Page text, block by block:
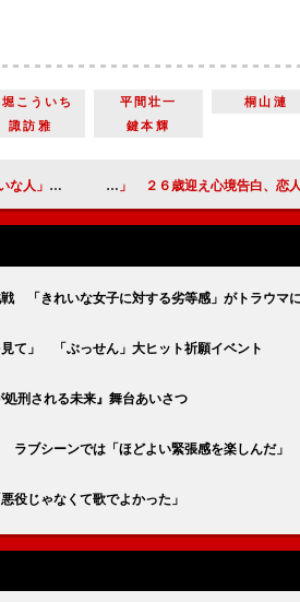
こういち 平間壮一
桐山漣
諏訪雅 鍵本輝
破局危機 渡辺直美「結婚願望めちゃめちゃある」 ２６歳迎
「きれいな女子に対する劣等感」がトラウマに
て」 「ぶっせん」大ヒット祈願イベント
刑される未来』舞台あいさつ
ブシーンでは「ほどよい緊張感を楽しんだ」
役じゃなくて歌でよかった」